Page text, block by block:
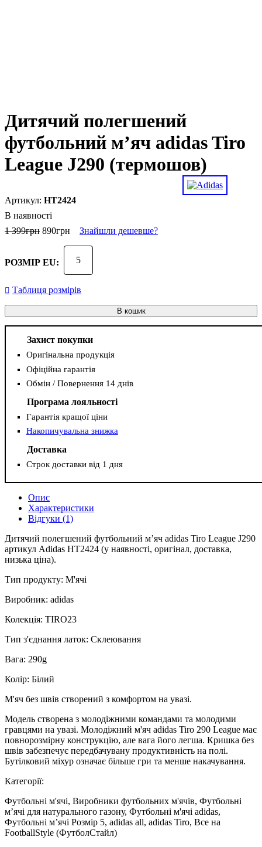
Дитячий полегшений
футбольний м’яч adidas Tiro
League J290 (термошов)
HT2424
В наявності
1 399грн 890грн Знайшли дешевше?
РОЗМІР EU: 5
Таблиця розмірів
В кошик
Захист покупки
Оригінальна продукція
Офіційна гарантія
Обмін / Повернення 14 днів
Програма лояльності
Гарантія кращої ціни
Накопичувальна знижка
Доставка
Строк доставки від 1 дня
Опис
Характеристики
Відгуки (1)
Дитячий полегшений футбольний м’яч adidas Tiro League J290
артикул Adidas HT2424 (у наявності, оригінал, доставка,
низька ціна).
Тип продукту: М'ячі
Виробник: adidas
Колекція: TIRO23
Тип з'єднання латок: Склеювання
Вага: 290g
Колір: Білий
М'яч без швів створений з комфортом на увазі.
Модель створена з молодіжними командами та молодими
гравцями на увазі. Молодіжний м'яч adidas Tiro 290 League має
повнорозмірну конструкцію, але вага його легша. Кришка без
швів забезпечує передбачувану продуктивність на полі.
Бутілковий міхур означає більше гри та менше накачування.
Категорії:
Футбольні м'ячі, Виробники футбольних м'ячів, Футбольні
м’ячі для натурального газону, Футбольні м'ячі adidas,
Футбольні м’ячі Розмір 5, adidas all, adidas Tiro, Все на
FootballStyle (ФутболСтайл)